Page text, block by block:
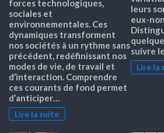
forces technologiques,
sociales et
environnementales. Ces
dynamiques transforment
nos sociétés à un rythme sans
précédent, redéfinissant nos
modes de vie, de travail et
d’interaction. Comprendre
ces courants de fond permet
d’anticiper…
Lire la suite
leurs
eux-
suivre
Lire la